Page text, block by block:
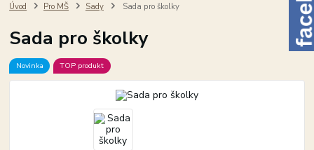
Úvod Pro MŠ Sady Sada pro školky
Sada pro školky
Novinka TOP produkt